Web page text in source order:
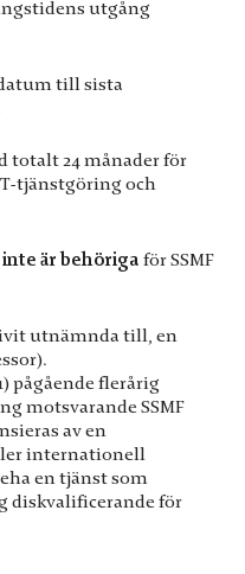
utgång
till sista
totalt 24 månader för
tjänstgöring och
inte är behöriga för SSMF
utnämnda till, en
pågående flerårig
motsvarande SSMF
av en
internationell
en tjänst som
diskvalificerande för